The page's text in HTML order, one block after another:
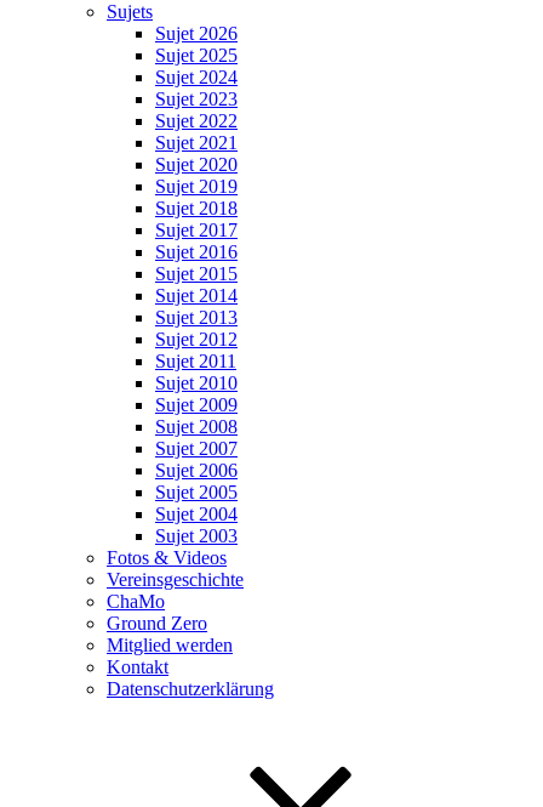
Sujets
Sujet 2026
Sujet 2025
Sujet 2024
Sujet 2023
Sujet 2022
Sujet 2021
Sujet 2020
Sujet 2019
Sujet 2018
Sujet 2017
Sujet 2016
Sujet 2015
Sujet 2014
Sujet 2013
Sujet 2012
Sujet 2011
Sujet 2010
Sujet 2009
Sujet 2008
Sujet 2007
Sujet 2006
Sujet 2005
Sujet 2004
Sujet 2003
Fotos & Videos
Vereinsgeschichte
ChaMo
Ground Zero
Mitglied werden
Kontakt
Datenschutzerklärung